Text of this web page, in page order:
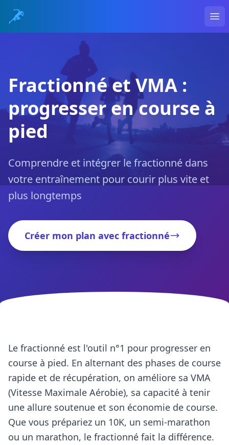
Fractionné et VMA :
progresser en course à
pied
Comprendre et intégrer le fractionné dans
votre entraînement pour courir plus vite et
plus longtemps
Créer mon plan avec fractionné
Le fractionné est l'outil n°1 pour progresser en
course à pied. En alternant des phases de course
rapide et de récupération, on améliore sa VMA
(Vitesse Maximale Aérobie), sa capacité à tenir
une allure soutenue et son économie de course.
Que vous prépariez un 10K, un semi-marathon
ou un marathon, le fractionné fait la différence.